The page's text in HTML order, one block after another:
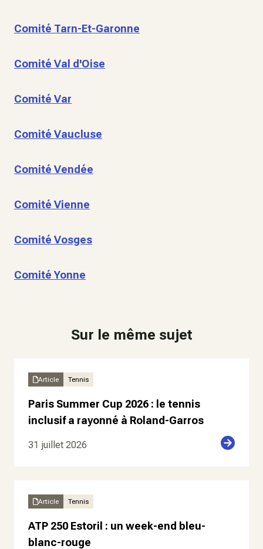
Comité Tarn-Et-Garonne
Comité Val d'Oise
Comité Var
Comité Vaucluse
Comité Vendée
Comité Vienne
Comité Vosges
Comité Yonne
Sur le même sujet
Article Tennis
Paris Summer Cup 2026 : le tennis
inclusif a rayonné à Roland-Garros
31 juillet 2026
Article Tennis
ATP 250 Estoril : un week-end bleu-
blanc-rouge